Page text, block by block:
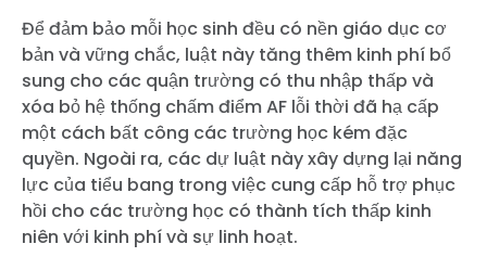
Để đảm bảo mỗi học sinh đều có nền giáo dục cơ
bản và vững chắc, luật này tăng thêm kinh phí bổ
sung cho các quận trường có thu nhập thấp và
xóa bỏ hệ thống chấm điểm AF lỗi thời đã hạ cấp
một cách bất công các trường học kém đặc
quyền. Ngoài ra, các dự luật này xây dựng lại năng
lực của tiểu bang trong việc cung cấp hỗ trợ phục
hồi cho các trường học có thành tích thấp kinh
niên với kinh phí và sự linh hoạt.